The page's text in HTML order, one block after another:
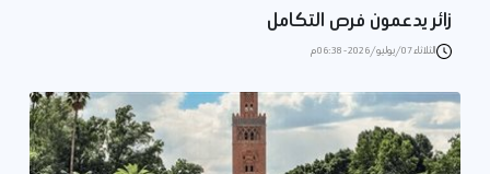
زائر يدعمون فرص التكامل
الثلاثاء 07/يوليو/2026 - 06:38 م